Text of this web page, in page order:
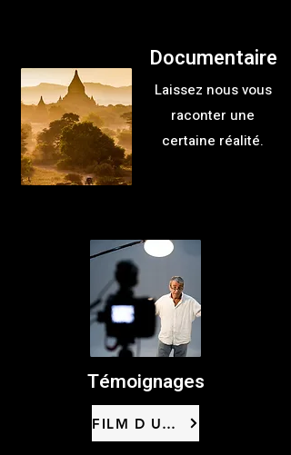
Documentaire
Laissez nous vous
raconter une
certaine réalité.
Témoignages
FILM D UNE VIE